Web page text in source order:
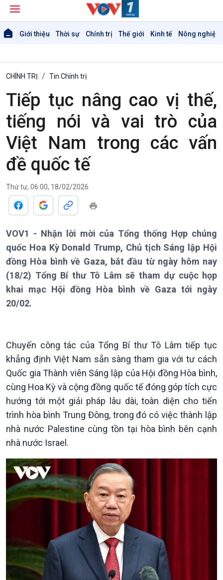
Giới thiệu Thời sự Chính trị Thế giới Kinh tế Nông nghiệp
Giới thiệu
Thời sự
Thời sự 6h
Thời sự 12h
Thời sự 18h
Thời sự 21h30
Bản tin
Chuyên mục
CHÍNH TRỊ Tin Chính trị
Tiếp tục nâng cao vị thế,
tiếng nói và vai trò của
Việt Nam trong các vấn
đề quốc tế
Thứ tư, 06:00, 18/02/2026
VOV1 - Nhận lời mời của Tổng thống Hợp chúng
quốc Hoa Kỳ Donald Trump, Chủ tịch Sáng lập Hội
đồng Hòa bình về Gaza, bắt đầu từ ngày hôm nay
(18/2) Tổng Bí thư Tô Lâm sẽ tham dự cuộc họp
khai mạc Hội đồng Hòa bình về Gaza tới ngày
20/02.
Chuyến công tác của Tổng Bí thư Tô Lâm tiếp tục
khẳng định Việt Nam sẵn sàng tham gia với tư cách
Quốc gia Thành viên Sáng lập của Hội đồng Hòa bình,
cùng Hoa Kỳ và cộng đồng quốc tế đóng góp tích cực
hướng tới một giải pháp lâu dài, toàn diện cho tiến
trình hòa bình Trung Đông, trong đó có việc thành lập
nhà nước Palestine cùng tồn tại hòa bình bên cạnh
nhà nước Israel.